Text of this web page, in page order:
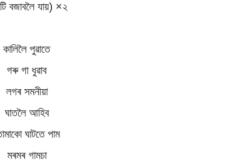
বজাবলৈ যায়) ×২
কালিলৈ পুৱাতে
গৰু গা ধুৱাব
লগৰ সমনীয়া
ঘাতলৈ আহিব
ঘাটতে পাম
মৰমৰ গামচা